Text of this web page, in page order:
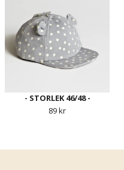
- STORLEK 46/48 -
89 kr